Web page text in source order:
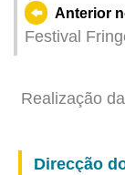
Anterior
Festival
Realização